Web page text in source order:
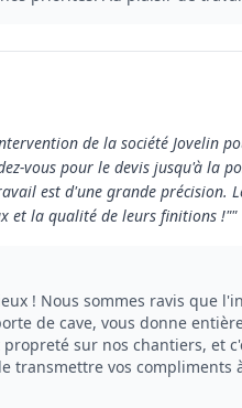
de la société Jovelin
vous pour le devis jusqu'à la
est d'une grande précision.
et la qualité de leurs finitions !""
! Nous sommes ravis que
de cave, vous donne
sur nos chantiers, et
transmettre vos compliments